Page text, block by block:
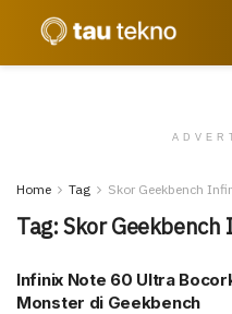
Home Tag Skor Geekbench
Tag:Skor
Infinix Note 60 Ultra
Monster di Geekbench